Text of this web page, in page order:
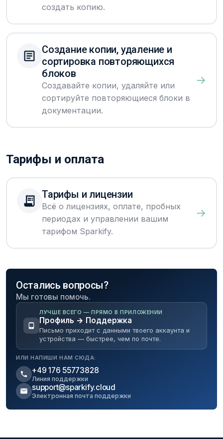
создать копию.
Создание копии, удаление и
сортировка повторяющихся
блоков
Создавайте копии, удаляйте или
сортируйте повторяющиеся блоки в
документации.
→
Тарифы и оплата
Тарифы и лицензии
Всё о лицензиях, оплате, пробных
периодах и управлении вашим
тарифом Sparkify.
→
Остались вопросы?
Мы готовы помочь.
ЛУЧШЕ ВСЕГО — ПРЯМО В ПРИЛОЖЕНИИ
Профиль → Поддержка
Письмо приходит с данными твоего аккаунта и
устройства — быстрее, чем по почте.
ИЛИ НАПИШИ НАМ СЮДА:
+49 176 55773828
Линия поддержки
support@sparkify.cloud
Электронная почта поддержки